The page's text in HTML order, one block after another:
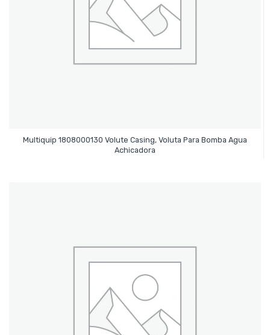
Multiquip 1808000130 Volute Casing, Voluta Para Bomba Agua
Achicadora
Leer Más